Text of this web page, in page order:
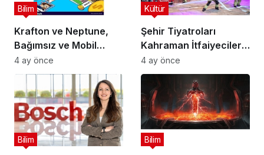
Krafton ve Neptune,
Bağımsız ve Mobil
Oyun Geliştiricileri İçin
5 Milyon Dolarlık
Küresel Oyun
Yarışmasını Başlattı
Bilim
4 ay önce
Şehir Tiyatroları
Kahraman İtfaiyecilerin
Hikayesini “İtfaiyecinin
Sırrı” Oyunuyla
Anlatıyor
Kültür
4 ay önce
Bilim Bilim